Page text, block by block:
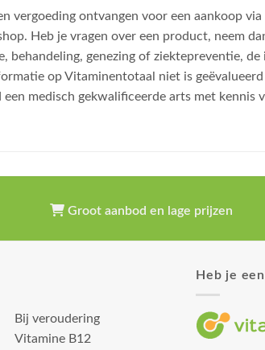
ontvangen voor een aankoop
Heb je vragen over een product, neem
genezing of ziektepreventie,
op Vitaminentotaal niet is
medisch gekwalificeerde arts met kennis
Groot aanbod en lage prijzen
Bij veroudering
Vitamine B12
Heb je